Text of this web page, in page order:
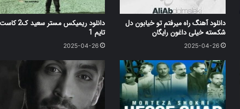
دانلود آهنگ راه میرفتم تو خیابون دل
شکسته خیلی داغون رایگان
2025-04-26
دانلود ریمیکس مستر سعید ک2 کاست
تایم 1
2025-04-26